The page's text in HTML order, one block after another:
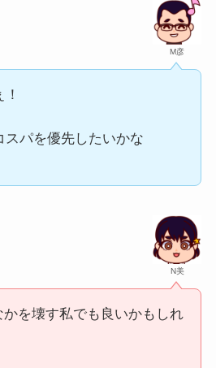
M彦
スパを優先したいかな
N美
を壊す私でも良いかもしれ